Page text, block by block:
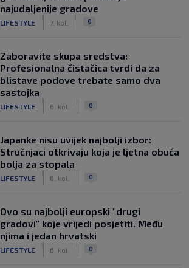
najudaljenije gradove
LIFESTYLE 7. kol. 0
Zaboravite skupa sredstva:
Profesionalna čistačica tvrdi da za
blistave podove trebate samo dva
sastojka
LIFESTYLE 6. kol. 0
Japanke nisu uvijek najbolji izbor:
Stručnjaci otkrivaju koja je ljetna obuća
bolja za stopala
LIFESTYLE 6. kol. 0
Ovo su najbolji europski "drugi
gradovi" koje vrijedi posjetiti. Među
njima i jedan hrvatski
LIFESTYLE 6. kol. 0